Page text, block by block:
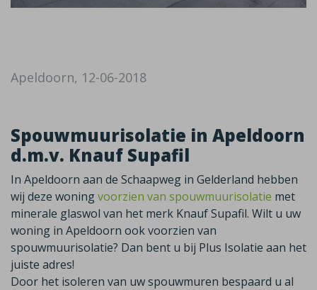
Apeldoorn, 12-06-2018
Spouwmuurisolatie in Apeldoorn
d.m.v. Knauf Supafil
In Apeldoorn aan de Schaapweg in Gelderland hebben
wij deze woningvoorzien van spouwmuurisolatie met
minerale glaswol van het merk Knauf Supafil. Wilt u uw
woning in Apeldoorn ook voorzien van
spouwmuurisolatie? Dan bent u bij Plus Isolatie aan het
juiste adres!
Door het isoleren van uw spouwmuren bespaard u al